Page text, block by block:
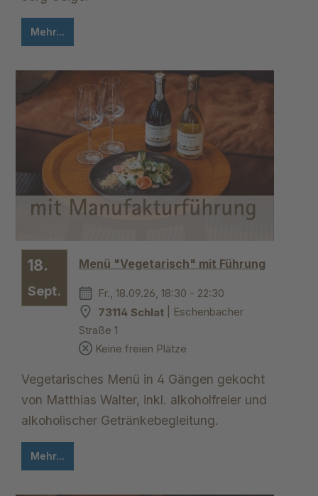
Mehr...
18.
Sept.
Menü "Vegetarisch" mit Führung
Fr., 18.09.26, 18:30 - 22:30
73114 Schlat | Eschenbacher
Straße 1
Keine freien Plätze
Vegetarisches Menü in 4 Gängen gekocht
von Matthias Walter, inkl. alkoholfreier und
alkoholischer Getränkebegleitung.
Mehr...